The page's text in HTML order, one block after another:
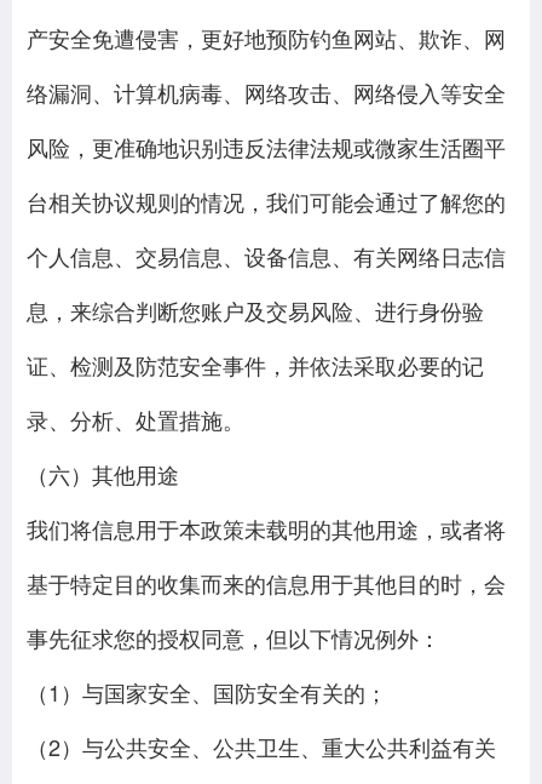
产安全免遭侵害，更好地预防钓鱼网站、欺诈、网
络漏洞、计算机病毒、网络攻击、网络侵入等安全
风险，更准确地识别违反法律法规或微家生活圈平
台相关协议规则的情况，我们可能会通过了解您的
个人信息、交易信息、设备信息、有关网络日志信
息，来综合判断您账户及交易风险、进行身份验
证、检测及防范安全事件，并依法采取必要的记
录、分析、处置措施。
（六）其他用途
我们将信息用于本政策未载明的其他用途，或者将
基于特定目的收集而来的信息用于其他目的时，会
事先征求您的授权同意，但以下情况例外：
（1）与国家安全、国防安全有关的；
（2）与公共安全、公共卫生、重大公共利益有关